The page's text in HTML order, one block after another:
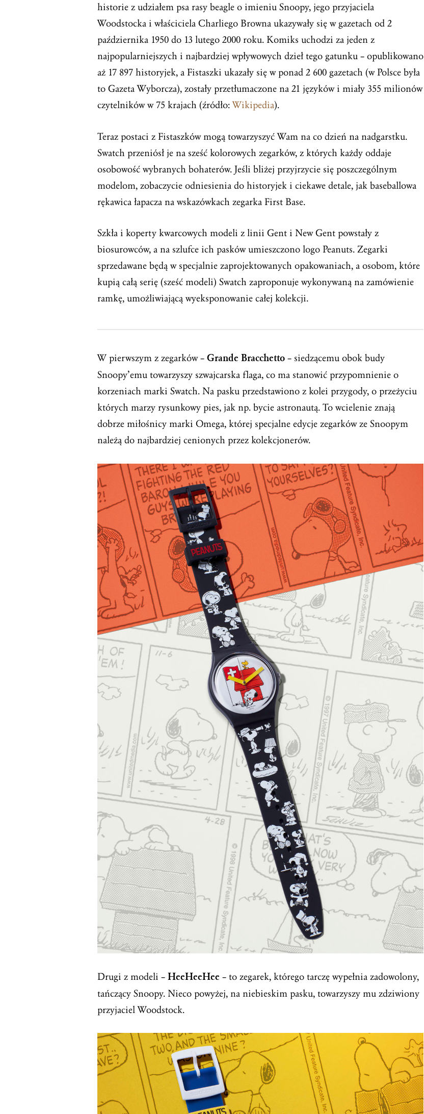
historie z udziałem psa rasy beagle o imieniu Snoopy, jego przyjaciela
Woodstocka i właściciela Charliego Browna ukazywały się w gazetach od 2
października 1950 do 13 lutego 2000 roku. Komiks uchodzi za jeden z
najpopularniejszych i najbardziej wpływowych dzieł tego gatunku – opublikowano
aż 17 897 historyjek, a Fistaszki ukazały się w ponad 2 600 gazetach (w Polsce była
to Gazeta Wyborcza), zostały przetłumaczone na 21 języków i miały 355 milionów
czytelników w 75 krajach (źródło:Wikipedia).
Teraz postaci z Fistaszków mogą towarzyszyć Wam na co dzień na nadgarstku.
Swatch przeniósł je na sześć kolorowych zegarków, z których każdy oddaje
osobowość wybranych bohaterów. Jeśli bliżej przyjrzycie się poszczególnym
modelom, zobaczycie odniesienia do historyjek i ciekawe detale, jak baseballowa
rękawica łapacza na wskazówkach zegarka First Base.
Szkła i koperty kwarcowych modeli z linii Gent i New Gent powstały z
biosurowców, a na szlufce ich pasków umieszczono logo Peanuts. Zegarki
sprzedawane będą w specjalnie zaprojektowanych opakowaniach, a osobom, które
kupią całą serię (sześć modeli) Swatch zaproponuje wykonywaną na zamówienie
ramkę, umożliwiającą wyeksponowanie całej kolekcji.
W pierwszym z zegarków – Grande Bracchetto – siedzącemu obok budy
Snoopy’emu towarzyszy szwajcarska flaga, co ma stanowić przypomnienie o
korzeniach marki Swatch. Na pasku przedstawiono z kolei przygody, o przeżyciu
których marzy rysunkowy pies, jak np. bycie astronautą. To wcielenie znają
dobrze miłośnicy marki Omega, której specjalne edycje zegarków ze Snoopym
należą do najbardziej cenionych przez kolekcjonerów.
Drugi z modeli – HeeHeeHee – to zegarek, którego tarczę wypełnia zadowolony,
tańczący Snoopy. Nieco powyżej, na niebieskim pasku, towarzyszy mu zdziwiony
przyjaciel Woodstock.